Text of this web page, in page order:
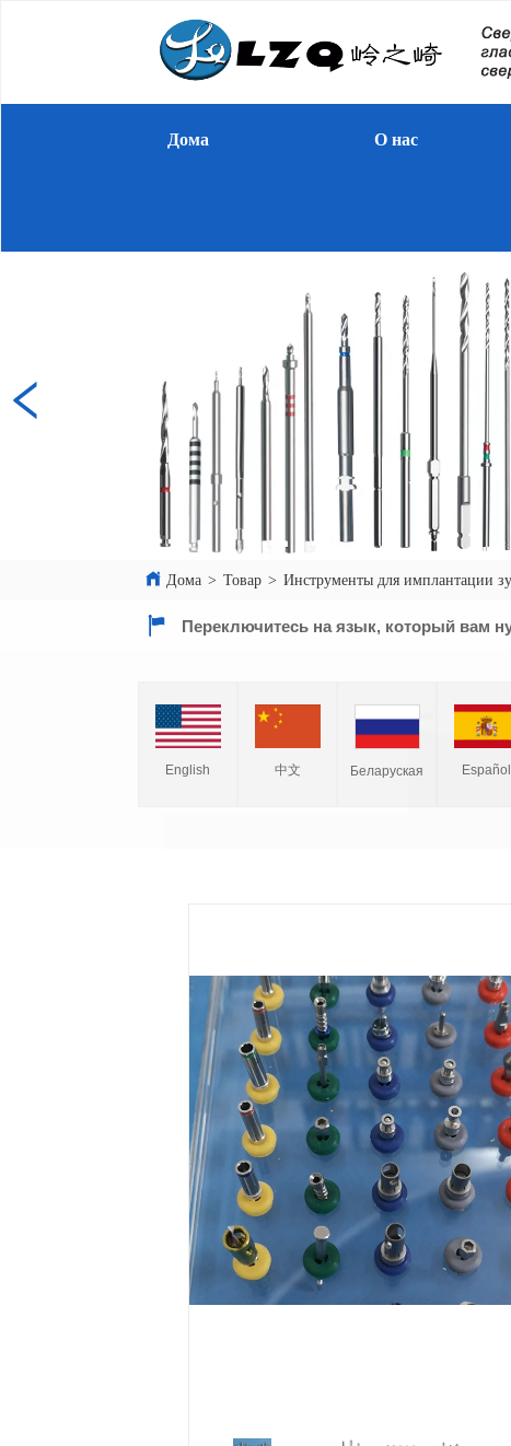
Дома О нас
Дома > Товар > Инструменты для имплантации
Переключитесь на язык, который вам
English 中文 Беларуская Español